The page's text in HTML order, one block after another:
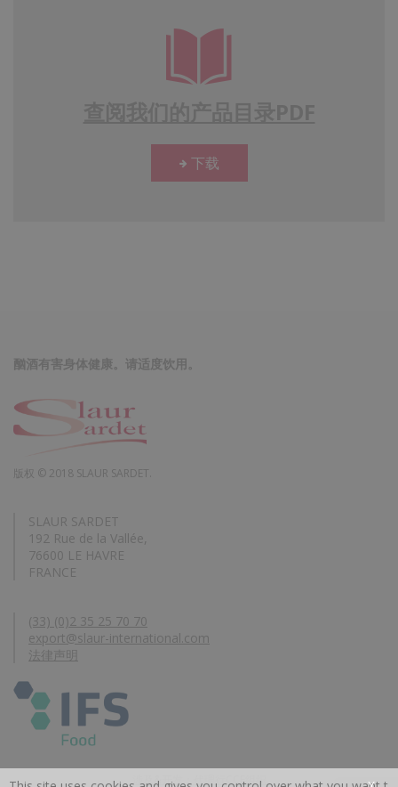
下载
酗酒有害身体健康。请适度饮用。
版权 © 2018 SLAUR SARDET.
SLAUR SARDET
192 Rue de la Vallée,
76600 LE HAVRE
FRANCE
(33) (0)2 35 25 70 70
export@slaur-international.com
法律声明
涉及&开发：代理行CCE组织